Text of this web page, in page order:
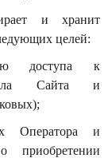
и хранит
целей:
доступа к
Сайта и
таковых);
Оператора и
приобретении